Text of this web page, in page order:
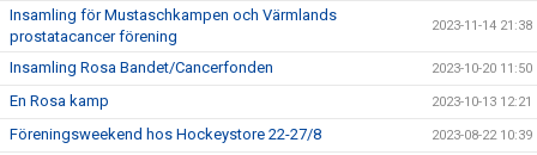
Insamling för Mustaschkampen och Värmlands
prostatacancer förening
2023-11-14 21:38
Insamling Rosa Bandet/Cancerfonden 2023-10-20 11:50
En Rosa kamp 2023-10-13 12:21
Föreningsweekend hos Hockeystore 22-27/8 2023-08-22 10:39